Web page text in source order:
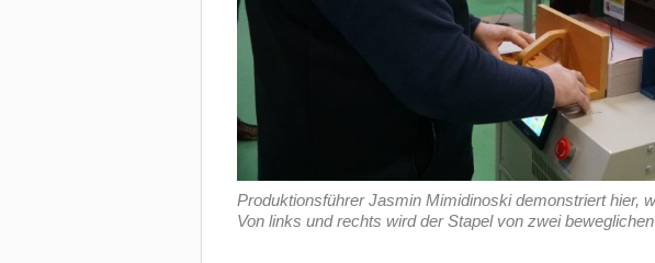
Produktionsführer Jasmin Mimidinoski demonstriert hier,
Von links und rechts wird der Stapel von zwei